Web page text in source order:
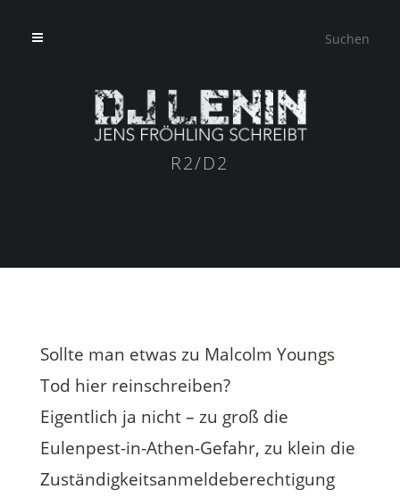
R2/D2
Sollte man etwas zu Malcolm Youngs
Tod hier reinschreiben?
Eigentlich ja nicht – zu groß die
Eulenpest-in-Athen-Gefahr, zu klein die
Zuständigkeitsanmeldeberechtigung